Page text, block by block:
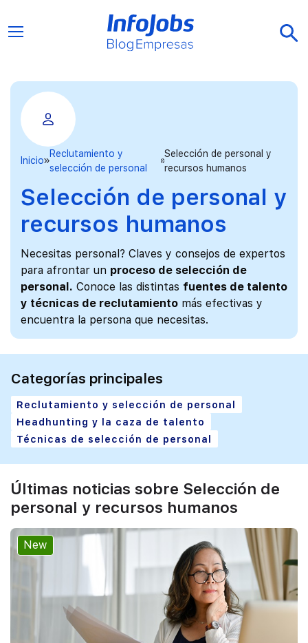
Inicio
Reclutamiento y
selección de personal
Selección de personal y
recursos humanos
Selección de personal y
recursos humanos
Necesitas personal? Claves y consejos de expertos
para afrontar un proceso de selección de
personal. Conoce las distintas fuentes de talento
y técnicas de reclutamiento más efectivas y
encuentra la persona que necesitas.
Categorías principales
Reclutamiento y selección de personal
Headhunting y la caza de talento
Técnicas de selección de personal
Últimas noticias sobre Selección de
personal y recursos humanos
New